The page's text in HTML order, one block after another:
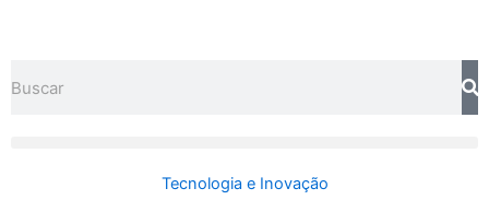
conteúdo
Tecnologia e Inovação